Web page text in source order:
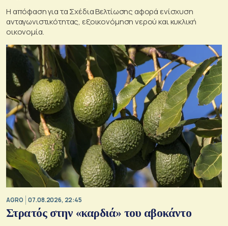
Η απόφαση για τα Σχέδια Βελτίωσης αφορά ενίσχυση
ανταγωνιστικότητας, εξοικονόμηση νερού και κυκλική
οικονομία.
AGRO 07.08.2026, 22:45
Στρατός στην «καρδιά» του αβοκάντο